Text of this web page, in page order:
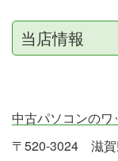
当店情報
中古パソコンのワ
〒520-3024 滋